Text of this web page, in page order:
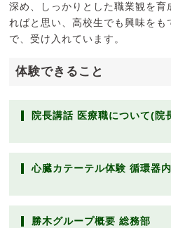
深め、しっかりとした職業観を
ればと思い、高校生でも興味をも
で、受け入れています。
体験できること
院長講話 医療職について(院
心臓カテーテル体験 循環器
勝木グループ概要 総務部